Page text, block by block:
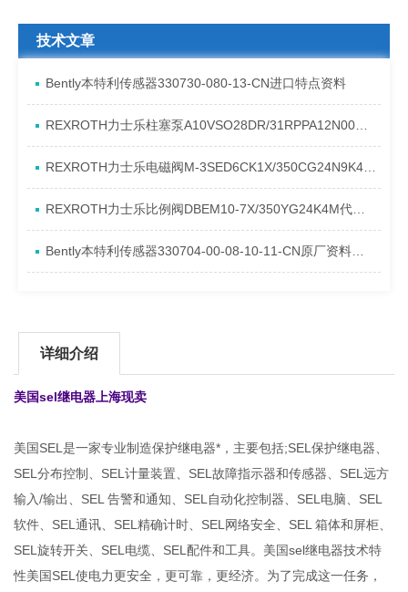
技术文章
Bently本特利传感器330730-080-13-CN进口特点资料
REXROTH力士乐柱塞泵A10VSO28DR/31RPPA12N00产品资料简介
REXROTH力士乐电磁阀M-3SED6CK1X/350CG24N9K4进口现货介绍
REXROTH力士乐比例阀DBEM10-7X/350YG24K4M代理资料
Bently本特利传感器330704-00-08-10-11-CN原厂资料介绍
详细介绍
美国sel继电器上海现卖
美国SEL是一家专业制造保护继电器*，主要包括;SEL保护继电器、
SEL分布控制、SEL计量装置、SEL故障指示器和传感器、SEL远方
输入/输出、SEL 告警和通知、SEL自动化控制器、SEL电脑、SEL
软件、SEL通讯、SEL精确计时、SEL网络安全、SEL 箱体和屏柜、
SEL旋转开关、SEL电缆、SEL配件和工具。美国sel继电器技术特
性美国SEL使电力更安全，更可靠，更经济。为了完成这一任务，